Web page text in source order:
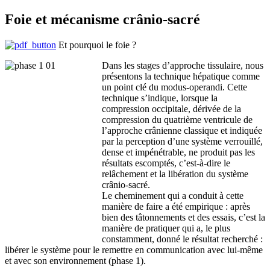
Foie et mécanisme crânio-sacré
Et pourquoi le foie ?
Dans les stages d’approche tissulaire, nous
présentons la technique hépatique comme
un point clé du modus-operandi. Cette
technique s’indique, lorsque la
compression occipitale, dérivée de la
compression du quatrième ventricule de
l’approche crânienne classique et indiquée
par la perception d’une système verrouillé,
dense et impénétrable, ne produit pas les
résultats escomptés, c’est-à-dire le
relâchement et la libération du système
crânio-sacré.
Le cheminement qui a conduit à cette
manière de faire a été empirique : après
bien des tâtonnements et des essais, c’est la
manière de pratiquer qui a, le plus
constamment, donné le résultat recherché :
libérer le système pour le remettre en communication avec lui-même
et avec son environnement (phase 1).